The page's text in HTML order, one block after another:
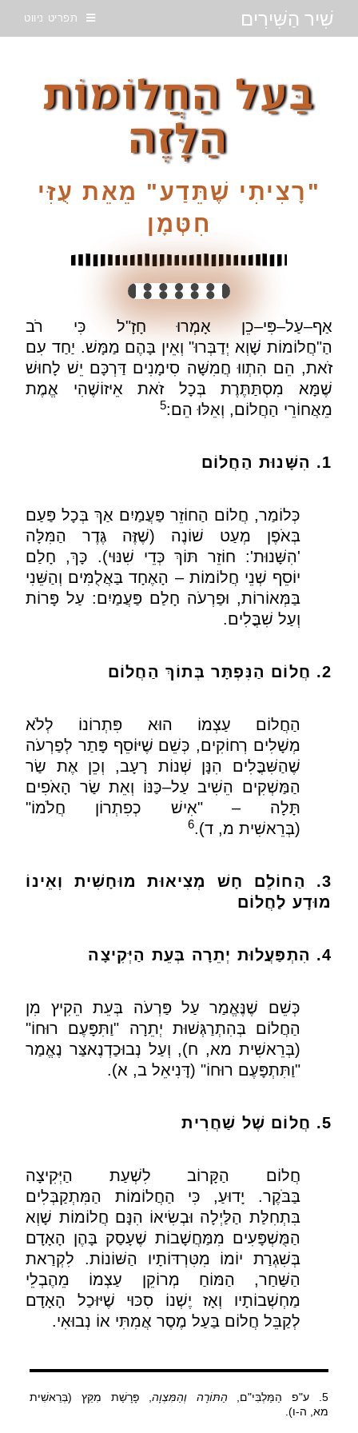
שִׁיר הַשִּׁירִים תפריט ניווט
בַּעַל הַחֲלוֹמוֹת
הַלָּזֶה
"רָצִיתִי שֶׁתֵּדַע" מֵאֵת עֻזִּי
חִטְּמָן
אַף–עַל–פִּי–כֵן אָמְרוּ חָזָ"ל כִּי רֹב
הַ"חֲלוֹמוֹת שָׁוְא יְדַבְּרוּ" וְאֵין בָּהֶם מַמָּשׁ. יַחַד עִם
זֹאת, הֵם הִתְווּ חֲמִשָּׁה סִימָנִים דַּרְכָּם יֵשׁ לָחוּשׁ
שֶׁמָּא מִסְתַּתֶּרֶת בְּכָל זֹאת אֵיזוֹשֶׁהִי אֱמֶת
מֵאֲחוֹרֵי הַחֲלוֹם, וְאֵלּוּ הֵם:
5
1. הִשָּׁנוּת הַחֲלוֹם
כְּלוֹמַר, חֲלוֹם הַחוֹזֵר פַּעֲמַיִם אַךְ בְּכָל פַּעַם
בְּאֹפֶן מְעַט שׁוֹנֶה
(שֶׁזֶּה גֶּדֶר הַמִּלָּה
הִשָּׁנוּת': חוֹזֵר תּוֹךְ כְּדֵי שִׁנּוּי). כָּךְ,
חָלַם
יוֹסֵף שְׁנֵי חֲלוֹמוֹת – הָאֶחָד בַּאֲלֻמִּים וְהַשֵּׁנִי
בַּמְּאוֹרוֹת, וּפַרְעֹה חָלַם פַּעֲמַיִם: עַל פָּרוֹת
וְעַל שִׁבֳּלִים.
2. חֲלוֹם הַנִּפְתָּר בְּתוֹךְ הַחֲלוֹם
הַחֲלוֹם עַצְמוֹ הוּא פִּתְרוֹנוֹ לְלֹא
מְשָׁלִים רְחוֹקִים, כְּשֵׁם שֶׁיּוֹסֵף פָּתַר לְפַרְעֹה
שֶׁהַשִּׁבֳּלִים הִנָּן שְׁנוֹת רָעָב,
וְכֵן אֶת שַׂר
הַמַּשְׁקִים הֵשִׁיב עַל–כַּנּוֹ וְאֵת שַׂר הָאֹפִים
תָּלָה –
"אִישׁ כְפִתְרוֹן חֲלֹמוֹ"
(בְּרֵאשִׁית מ, ד).
6
3. הַחוֹלֵם חָשׁ מְצִיאוּת מוּחָשִׁית וְאֵינוֹ
מוּדָע לַחֲלוֹם
4. הִתְפַּעֲלוּת יְתֵרָה בְּעֵת הַיְּקִיצָה
כְּשֵׁם שֶׁנֶּאֱמַר עַל פַּרְעֹה בְּעֵת הֵקִיץ מִן
הַחֲלוֹם בְּהִתְרַגְּשׁוּת יְתֵרָה
"וַתִּפָּעֶם רוּחוֹ"
(בְּרֵאשִׁית מא, ח), וְעַל נְבוּכַדְנֶאצַּר נֶאֱמַר
"וַתִּתְפָּעֶם רוּחוֹ" (דָּנִיאֵל ב, א).
5. חֲלוֹם שֶׁל שַׁחֲרִית
חֲלוֹם הַקָּרוֹב לִשְׁעַת הַיְּקִיצָה
בַּבֹּקֶר. יָדוּעַ,
כִּי הַחֲלוֹמוֹת הַמִּתְקַבְּלִים
בִּתְחִלַּת הַלַּיְלָה וּבְשִׂיאוֹ הִנָּם חֲלוֹמוֹת שָׁוְא
הַמֻּשְׁפָּעִים מִמַּחֲשָׁבוֹת שֶׁעָסַק בָּהֶן הָאָדָם
בְּשִׁגְרַת יוֹמוֹ מִטִּרְדּוֹתָיו הַשּׁוֹנוֹת.
לִקְרַאת
הַשַּׁחַר,
הַמּוֹחַ מְרוֹקֵן עַצְמוֹ מֵהֶבְלֵי
מַחְשְׁבוֹתָיו וְאָז יֶשְׁנוֹ סִכּוּי שֶׁיּוּכַל הָאָדָם
לְקַבֵּל חֲלוֹם בַּעַל מֶסֶר אֲמִתִּי אוֹ נְבוּאִי.
5. ע"פ הַמַּלְבִּי"ם, הַתּוֹרָה וְהַמִּצְוָה, פָּרָשַׁת מִקֵּץ (בְּרֵאשִׁית
מא, ה-ו).